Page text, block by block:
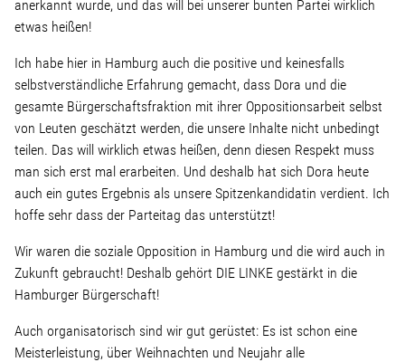
anerkannt wurde, und das will bei unserer bunten Partei wirklich
etwas heißen!
Ich habe hier in Hamburg auch die positive und keinesfalls
selbstverständliche Erfahrung gemacht, dass Dora und die
gesamte Bürgerschaftsfraktion mit ihrer Oppositionsarbeit selbst
von Leuten geschätzt werden, die unsere Inhalte nicht unbedingt
teilen. Das will wirklich etwas heißen, denn diesen Respekt muss
man sich erst mal erarbeiten. Und deshalb hat sich Dora heute
auch ein gutes Ergebnis als unsere Spitzenkandidatin verdient. Ich
hoffe sehr dass der Parteitag das unterstützt!
Wir waren die soziale Opposition in Hamburg und die wird auch in
Zukunft gebraucht! Deshalb gehört DIE LINKE gestärkt in die
Hamburger Bürgerschaft!
Auch organisatorisch sind wir gut gerüstet: Es ist schon eine
Meisterleistung, über Weihnachten und Neujahr alle